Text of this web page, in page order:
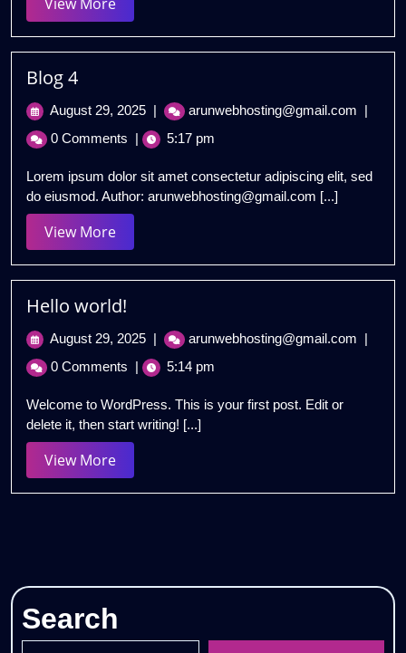
More
Blog 4
August 29, 2025 August
2025
| arunwebhosting@gmail.com Blog
|
0 Comments | 5:17 pm
Lorem ipsum dolor sit amet consectetur adipiscing elit, sed
do eiusmod. Author: arunwebhosting@gmail.com [...]
View MoreView
More
Hello world!
August 29, 2025 August
2025
| arunwebhosting@gmail.com Hello
|
0 Comments | 5:14 pm
Welcome to WordPress. This is your first post. Edit or
delete it, then start writing! [...]
View MoreView
More
Search